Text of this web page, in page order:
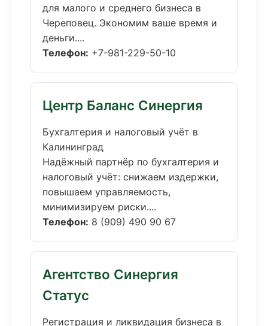
для малого и среднего бизнеса в
Череповец. Экономим ваше время и
деньги....
Телефон: +7-981-229-50-10
Центр Баланс Синергия
Бухгалтерия и налоговый учёт в
Калининград
Надёжный партнёр по бухгалтерия и
налоговый учёт: снижаем издержки,
повышаем управляемость,
минимизируем риски....
Телефон: 8 (909) 490 90 67
Агентство Синергия
Статус
Регистрация и ликвидация бизнеса в